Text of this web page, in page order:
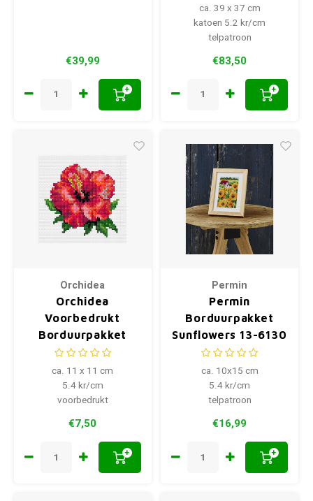
€39,99
+
ca. 39 x 37 cm
katoen 5.2 kr/cm
telpatroon
€83,50
+
Orchidea
Orchidea
Voorbedrukt
Borduurpakket
Hibiscus 11 x 11 cm
ca. 11 x 11 cm
5.4 kr/cm
voorbedrukt
€7,50
+
Permin
Permin
Borduurpakket
Sunflowers 13-6130
ca. 10x15 cm
5.4 kr/cm
telpatroon
€16,99
+